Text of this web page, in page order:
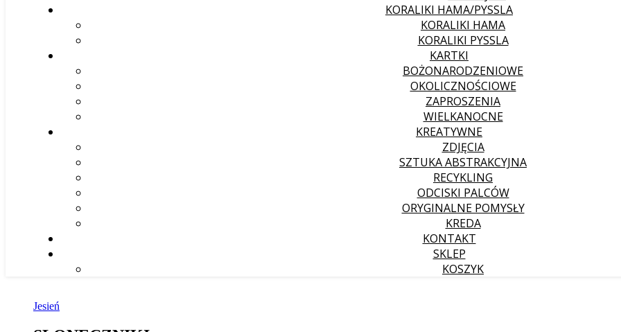
KORALIKI HAMA/PYSSLA
KORALIKI HAMA
KORALIKI PYSSLA
KARTKI
BOŻONARODZENIOWE
OKOLICZNOŚCIOWE
ZAPROSZENIA
WIELKANOCNE
KREATYWNE
ZDJĘCIA
SZTUKA ABSTRAKCYJNA
RECYKLING
ODCISKI PALCÓW
ORYGINALNE POMYSŁY
KREDA
KONTAKT
SKLEP
KOSZYK
Jesień